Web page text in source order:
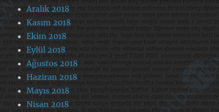
Aralık 2018
Kasım 2018
Ekim 2018
Eylül 2018
Ağustos 2018
Haziran 2018
Mayıs 2018
Nisan 2018